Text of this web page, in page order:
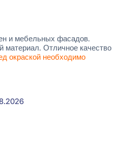
и мебельных фасадов.
материал. Отличное качество
окраской необходимо